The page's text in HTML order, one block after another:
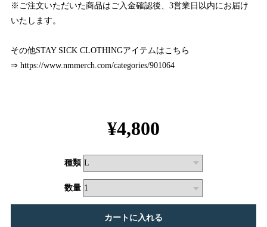
※ご注文いただいた商品はご入金確認後、3営業日以内にお届け
いたします。
その他STAY SICK CLOTHINGアイテムはこちら
⇒ https://www.nmmerch.com/categories/901064
¥4,800
種類
数量